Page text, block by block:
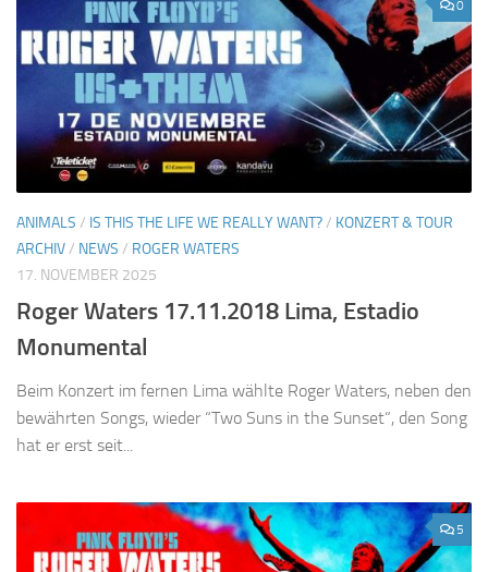
0
ANIMALS / IS THIS THE LIFE WE REALLY WANT?/ KONZERT & TOUR
ARCHIV/ NEWS / ROGER WATERS
17. NOVEMBER 2025
Roger Waters 17.11.2018 Lima, Estadio
Monumental
Beim Konzert im fernen Lima wählte Roger Waters, neben den
bewährten Songs, wieder “Two Suns in the Sunset“, den Song
hat er erst seit...
5